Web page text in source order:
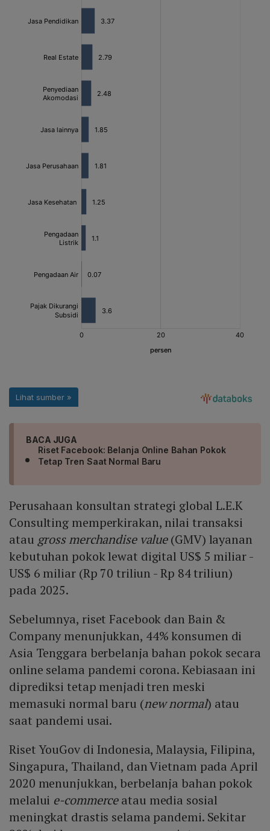
BACA JUGA
Riset Facebook: Belanja Online Bahan Pokok
Tetap Tren Saat Normal Baru
Perusahaan konsultan strategi global L.E.K
Consulting memperkirakan, nilai transaksi
atau gross merchandise value(GMV) layanan
kebutuhan pokok lewat digital US$ 5 miliar -
US$ 6 miliar (Rp 70 triliun - Rp 84 triliun)
pada 2025.
Sebelumnya, riset Facebook dan Bain &
Company menunjukkan, 44% konsumen di
Asia Tenggara berbelanja bahan pokok secara
online selama pandemi corona. Kebiasaan ini
diprediksi tetap menjadi tren meski
memasuki normal baru (new normal) atau
saat pandemi usai.
Riset YouGov di Indonesia, Malaysia, Filipina,
Singapura, Thailand, dan Vietnam pada April
2020 menunjukkan, berbelanja bahan pokok
melalui e-commerceatau media sosial
meningkat drastis selama pandemi. Sekitar